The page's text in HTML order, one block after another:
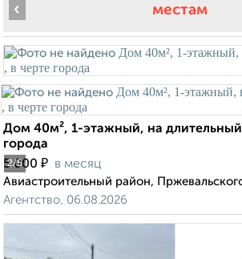
местам
2/5
‹
Дом 40м², 1-этажный, на длительный
города
5 000 ₽ в месяц
Авиастроительный район,
Агентство, 06.08.2026